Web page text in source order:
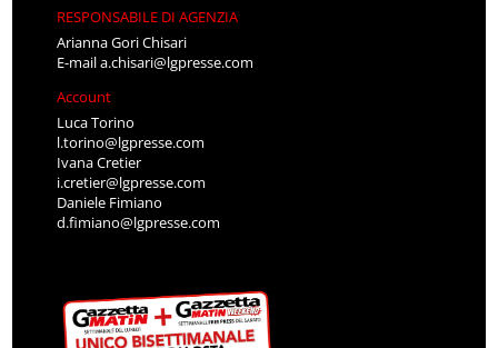
RESPONSABILE DI AGENZIA
Arianna Gori Chisari
E-maila.chisari@lgpresse.com
Account
Luca Torino
l.torino@lgpresse.com
Ivana Cretier
i.cretier@lgpresse.com
Daniele Fimiano
d.fimiano@lgpresse.com